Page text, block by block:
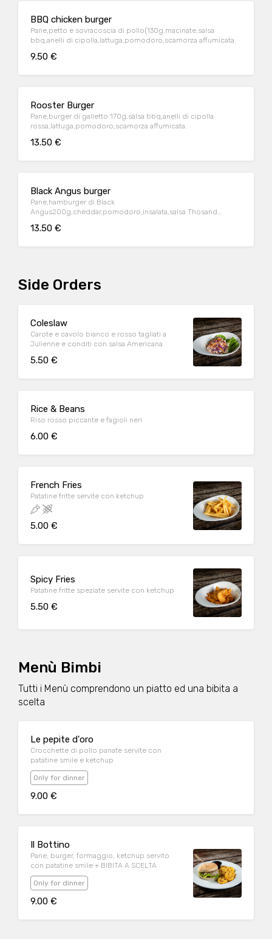
BBQ chicken burger
Pane,petto e sovracoscia di pollo(130g.macinate,salsa
bbq,anelli di cipolla,lattuga,pomodoro,scamorza affumicata.
9.50 €
Rooster Burger
Pane,burger di galletto 170g,salsa bbq,anelli di cipolla
rossa,lattuga,pomodoro,scamorza affumicata.
13.50 €
Black Angus burger
Pane,hamburger di Black
Angus200g,cheddar,pomodoro,insalata,salsa Thosand
13.50 €
Side Orders
Coleslaw
Carote e cavolo bianco e rosso tagliati a
Julienne e conditi con salsa Americana
5.50 €
Rice & Beans
Riso rosso piccante e fagioli neri
6.00 €
French Fries
Patatine fritte servite con ketchup
5.00 €
Spicy Fries
Patatine fritte speziate servite con ketchup
5.50 €
Menù Bimbi
Tutti i Menù comprendono un piatto ed una bibita a
scelta
Le pepite d'oro
Crocchette di pollo panate servite con
patatine smile e ketchup
Only for dinner
9.00 €
Il Bottino
Pane, burger, formaggio, ketchup servito
con patatine smile + BIBITA A SCELTA
Only for dinner
9.00 €